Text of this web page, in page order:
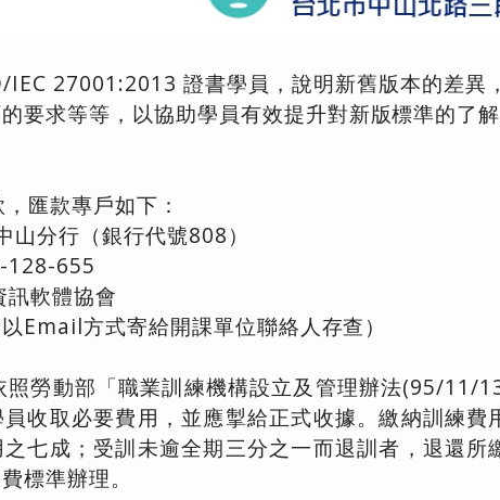
IEC 27001:2013 證書學員，說明新舊版本的差異
要求等等，以協助學員有效提升對新版標準的了解
匯款專戶如下：
山分行（銀行代號808）
128-655
訊軟體協會
Email方式寄給開課單位聯絡人存查）
勞動部「職業訓練機構設立及管理辦法(95/11/
收取必要費用，並應掣給正式收據。繳納訓練
七成；受訓未逾全期三分之一而退訓者，退還
標準辦理。